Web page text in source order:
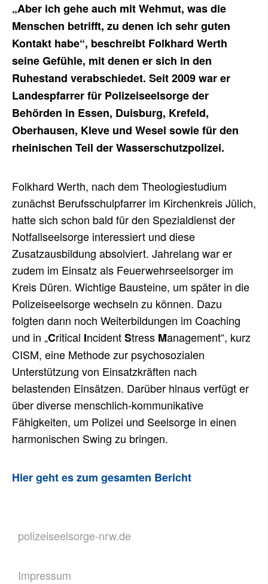
„Aber ich gehe auch mit Wehmut, was die
Menschen betrifft, zu denen ich sehr guten
Kontakt habe“, beschreibt Folkhard Werth
seine Gefühle, mit denen er sich in den
Ruhestand verabschiedet. Seit 2009 war er
Landespfarrer für Polizeiseelsorge der
Behörden in Essen, Duisburg, Krefeld,
Oberhausen, Kleve und Wesel sowie für den
rheinischen Teil der Wasserschutzpolizei.
Folkhard Werth, nach dem Theologiestudium
zunächst Berufsschulpfarrer im Kirchenkreis Jülich,
hatte sich schon bald für den Spezialdienst der
Notfallseelsorge interessiert und diese
Zusatzausbildung absolviert. Jahrelang war er
zudem im Einsatz als Feuerwehrseelsorger im
Kreis Düren. Wichtige Bausteine, um später in die
Polizeiseelsorge wechseln zu können. Dazu
folgten dann noch Weiterbildungen im Coaching
und in „Critical IncidentStress Management“, kurz
CISM, eine Methode zur psychosozialen
Unterstützung von Einsatzkräften nach
belastenden Einsätzen. Darüber hinaus verfügt er
über diverse menschlich-kommunikative
Fähigkeiten, um Polizei und Seelsorge in einen
harmonischen Swing zu bringen.
Hier geht es zum gesamten Bericht
polizeiseelsorge-nrw.de
Impressum